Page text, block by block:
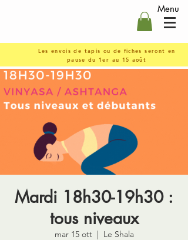
Menu
Les envois de tapis ou de fiches seront en
pause du 1er au 15 août
Mardi 18h30-19h30 :
tous niveaux
mar 15 ott
  |
Le Shala